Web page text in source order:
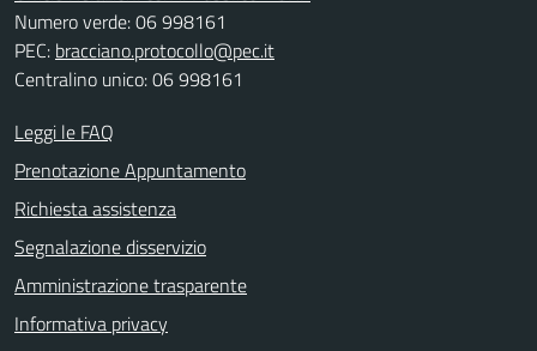
Numero verde: 06 998161
PEC: bracciano.protocollo@pec.it
Centralino unico: 06 998161
Leggi le FAQ
Prenotazione Appuntamento
Richiesta assistenza
Segnalazione disservizio
Amministrazione trasparente
Informativa privacy